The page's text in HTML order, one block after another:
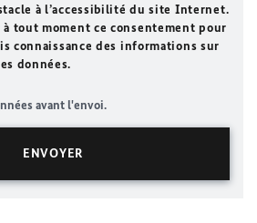
à l’accessibilité du site Internet.
tout moment ce consentement pour
connaissance des informations sur
données.
avant l'envoi.